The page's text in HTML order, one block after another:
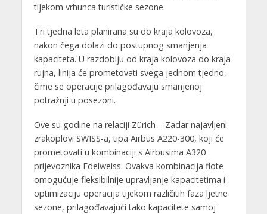
tijekom vrhunca turističke sezone.
Tri tjedna leta planirana su do kraja kolovoza,
nakon čega dolazi do postupnog smanjenja
kapaciteta. U razdoblju od kraja kolovoza do kraja
rujna, linija će prometovati svega jednom tjedno,
čime se operacije prilagođavaju smanjenoj
potražnji u posezoni.
Ove su godine na relaciji Zürich – Zadar najavljeni
zrakoplovi SWISS-a, tipa Airbus A220-300, koji će
prometovati u kombinaciji s Airbusima A320
prijevoznika Edelweiss. Ovakva kombinacija flote
omogućuje fleksibilnije upravljanje kapacitetima i
optimizaciju operacija tijekom različitih faza ljetne
sezone, prilagođavajući tako kapacitete samoj